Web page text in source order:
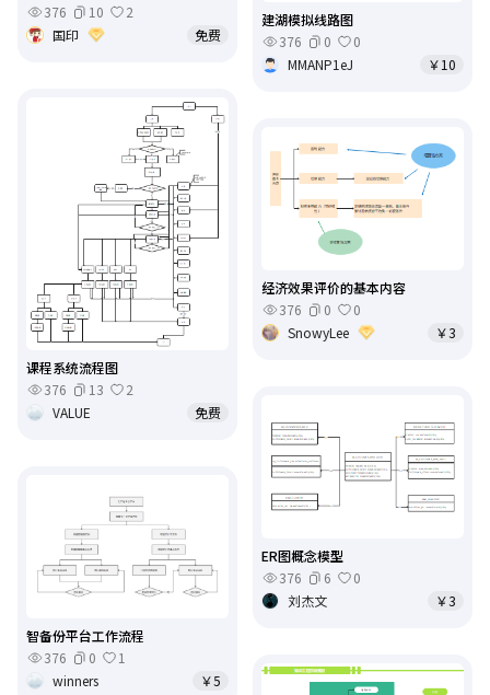
建湖模拟线路图
376
0
0
MMANP1eJ
￥10
376
10
2
国印
免费
课程系统流程图
376
13
2
VALUE
免费
经济效果评价的基本内容
376
0
0
SnowyLee
￥3
ER图概念模型
376
6
0
刘杰文
￥3
智备份平台工作流程
376
0
1
winners
￥5